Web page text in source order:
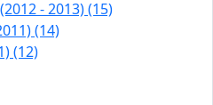
- 2013) (15)
(14)
(12)